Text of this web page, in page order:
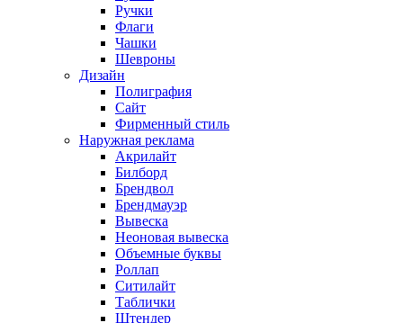
Ручки
Флаги
Чашки
Шевроны
Дизайн
Полиграфия
Сайт
Фирменный стиль
Наружная реклама
Акрилайт
Билборд
Брендвол
Брендмауэр
Вывеска
Неоновая вывеска
Объемные буквы
Роллап
Ситилайт
Таблички
Штендер